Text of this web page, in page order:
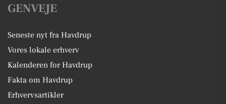
GENVEJE
Seneste nyt fra Havdrup
Vores lokale erhverv
Kalenderen for Havdrup
Fakta om Havdrup
Erhvervsartikler